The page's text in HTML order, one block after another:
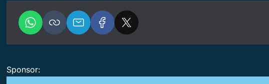
Sponsor: